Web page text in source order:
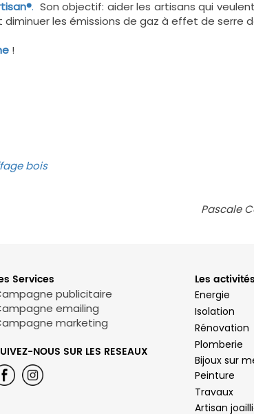
®. Son objectif: aider les artisans qui
les émissions de gaz à effet de serre
!
bois
Pascale
Services
publicitaire
emailing
marketing
NOUS SUR LES RESEAUX
Les
Energie
Isolation
Rénovation
Plomberie
Bijoux sur
Peinture
Travaux
Artisan